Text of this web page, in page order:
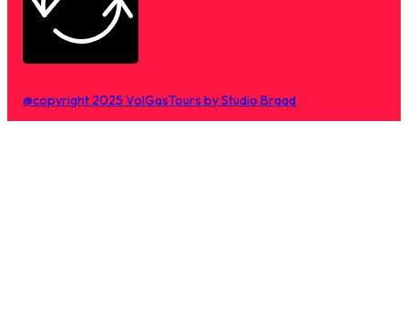
@copyright 2025 VolGasTours by Studio Braad